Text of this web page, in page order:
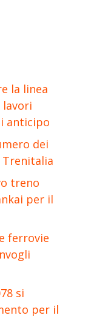
la linea
lavori
anticipo
dei
treno
per il
ferrovie
si
per il